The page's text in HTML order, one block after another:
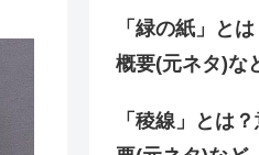
「緑の紙」と
概要(元ネタ)な
「稜線」とは